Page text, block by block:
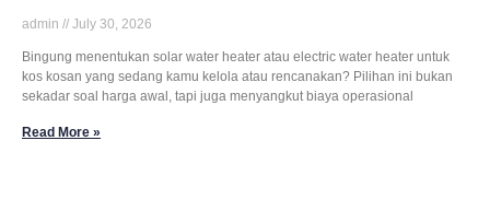
admin July 30, 2026
Bingung menentukan solar water heater atau electric water heater untuk
kos kosan yang sedang kamu kelola atau rencanakan? Pilihan ini bukan
sekadar soal harga awal, tapi juga menyangkut biaya operasional
Read More »